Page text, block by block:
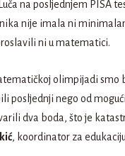
na posljednjem PISA
nije imala ni
ni u matematici.
olimpijadi smo
posljednji nego od
dva boda, što je
, koordinator za